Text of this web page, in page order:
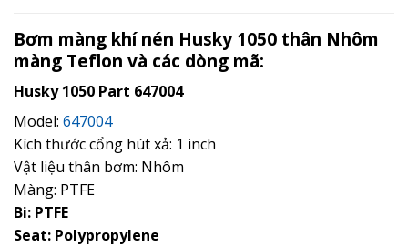
Bơm màng khí nén Husky 1050 thân Nhôm
màng Teflon và các dòng mã:
Husky 1050 Part 647004
Model: 647004
Kích thước cổng hút xả: 1 inch
Vật liệu thân bơm: Nhôm
Màng: PTFE
Bi: PTFE
Seat: Polypropylene